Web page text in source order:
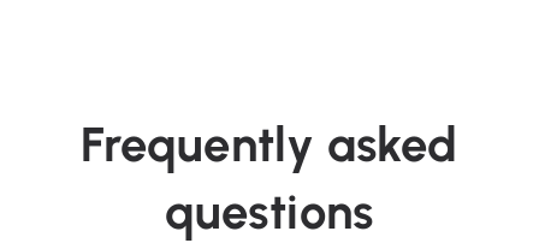
Frequently asked
questions